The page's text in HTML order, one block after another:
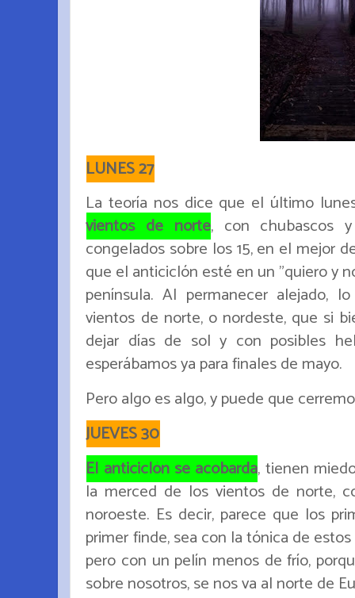
LUNES 27
La teoría nos dice que el último
vientos de norte, con chubascos
congelados sobre los 15, en el mejor
que el anticiclón esté en un "quiero y
península. Al permanecer alejado,
vientos de norte, o nordeste, que si
dejar días de sol y con posibles
esperábamos ya para finales de mayo.
Pero algo es algo, y puede que
JUEVES 30
El anticiclón se acobarda, tienen
la merced de los vientos de norte,
noroeste. Es decir, parece que los
primer finde, sea con la tónica de
pero con un pelín menos de frío,
sobre nosotros, se nos va al norte de